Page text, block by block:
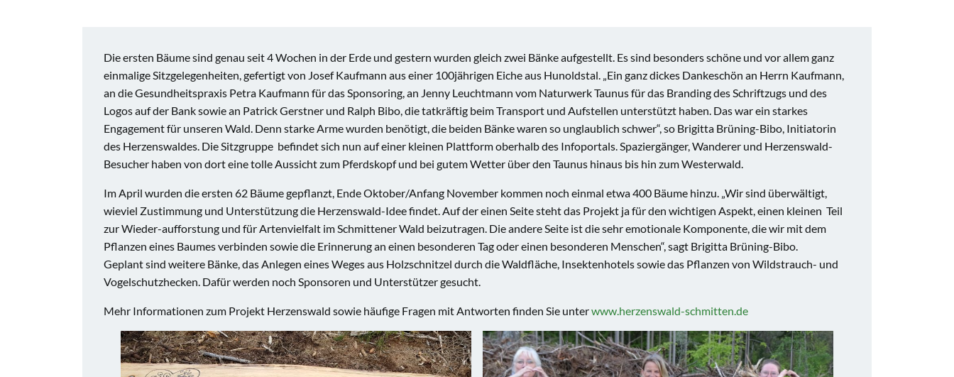
Die ersten Bäume sind genau seit 4 Wochen in der Erde und gestern wurden gleich zwei Bänke aufgestellt. Es sind besonders schöne und vor allem ganz
einmalige Sitzgelegenheiten, gefertigt von Josef Kaufmann aus einer 100jährigen Eiche aus Hunoldstal. „Ein ganz dickes Dankeschön an Herrn Kaufmann,
an die Gesundheitspraxis Petra Kaufmann für das Sponsoring, an Jenny Leuchtmann vom Naturwerk Taunus für das Branding des Schriftzugs und des
Logos auf der Bank sowie an Patrick Gerstner und Ralph Bibo, die tatkräftig beim Transport und Aufstellen unterstützt haben. Das war ein starkes
Engagement für unseren Wald. Denn starke Arme wurden benötigt, die beiden Bänke waren so unglaublich schwer“, so Brigitta Brüning-Bibo, Initiatorin
des Herzenswaldes. Die Sitzgruppe befindet sich nun auf einer kleinen Plattform oberhalb des Infoportals. Spaziergänger, Wanderer und Herzenswald-
Besucher haben von dort eine tolle Aussicht zum Pferdskopf und bei gutem Wetter über den Taunus hinaus bis hin zum Westerwald.
Im April wurden die ersten 62 Bäume gepflanzt, Ende Oktober/Anfang November kommen noch einmal etwa 400 Bäume hinzu. „Wir sind überwältigt,
wieviel Zustimmung und Unterstützung die Herzenswald-Idee findet. Auf der einen Seite steht das Projekt ja für den wichtigen Aspekt, einen kleinen Teil
zur Wieder-aufforstung und für Artenvielfalt im Schmittener Wald beizutragen. Die andere Seite ist die sehr emotionale Komponente, die wir mit dem
Pflanzen eines Baumes verbinden sowie die Erinnerung an einen besonderen Tag oder einen besonderen Menschen“, sagt Brigitta Brüning-Bibo.
Geplant sind weitere Bänke, das Anlegen eines Weges aus Holzschnitzel durch die Waldfläche, Insektenhotels sowie das Pflanzen von Wildstrauch- und
Vogelschutzhecken. Dafür werden noch Sponsoren und Unterstützer gesucht.
Mehr Informationen zum Projekt Herzenswald sowie häufige Fragen mit Antworten finden Sie unterwww.herzenswald-schmitten.de